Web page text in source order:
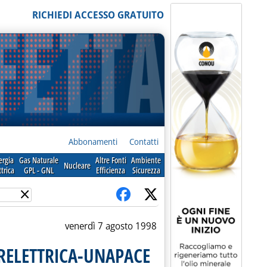
RICHIEDI ACCESSO GRATUITO
Abbonamenti Contatti
Gas Naturale
GPL - GNL
Nucleare Altre Fonti
Efficienza
Ambiente
Sicurezza
×
venerdì 7 agosto 1998
UNAPACE